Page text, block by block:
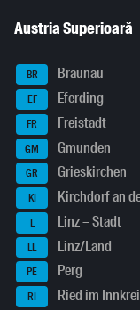
Austria Superioară
BR Braunau
EF Eferding
FR Freistadt
GM Gmunden
GR Grieskirchen
KI Kirchdorf an
L Linz – Stadt
LL Linz/Land
PE Perg
RI Ried im